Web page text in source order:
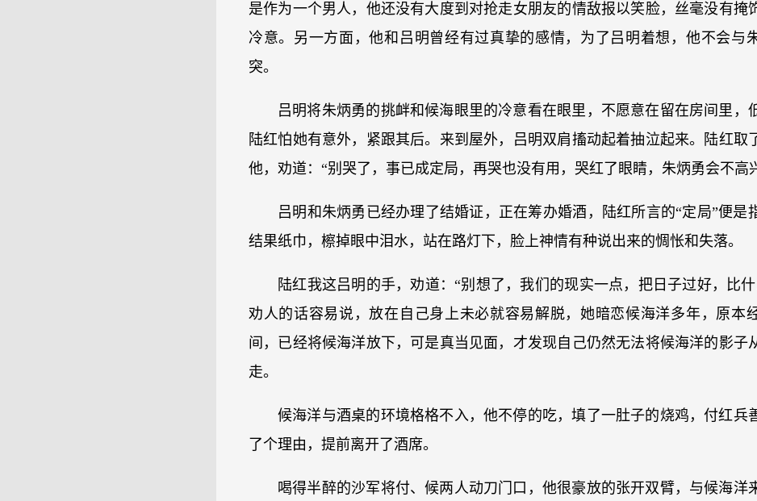
是作为一个男人，他还没有大度到对抢走女朋友的情敌报以笑脸，丝毫没有掩
冷意。另一方面，他和吕明曾经有过真挚的感情，为了吕明着想，他不会与
突。
吕明将朱炳勇的挑衅和候海眼里的冷意看在眼里，不愿意在留在房间里，
陆红怕她有意外，紧跟其后。来到屋外，吕明双肩搐动起着抽泣起来。陆红取
他，劝道：“别哭了，事已成定局，再哭也没有用，哭红了眼睛，朱炳勇会不高
吕明和朱炳勇已经办理了结婚证，正在筹办婚酒，陆红所言的“定局”便是
结果纸巾，檫掉眼中泪水，站在路灯下，脸上神情有种说出来的惆怅和失落。
陆红我这吕明的手，劝道：“别想了，我们的现实一点，把日子过好，比
劝人的话容易说，放在自己身上未必就容易解脱，她暗恋候海洋多年，原本
间，已经将候海洋放下，可是真当见面，才发现自己仍然无法将候海洋的影子
走。
候海洋与酒桌的环境格格不入，他不停的吃，填了一肚子的烧鸡，付红兵
了个理由，提前离开了酒席。
喝得半醉的沙军将付、候两人动刀门口，他很豪放的张开双臂，与候海洋